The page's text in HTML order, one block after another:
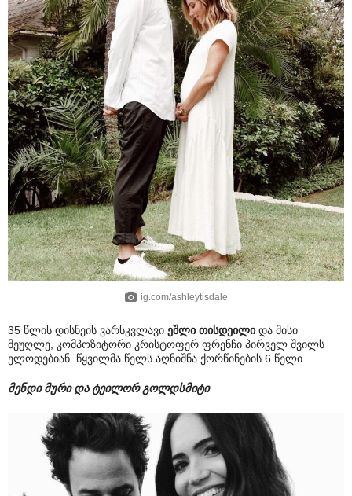
ig.com/ashleytisdale
35 წლის დისნეის ვარსკვლავი ეშლი თისდეილიდა მისი
მეუღლე, კომპოზიტორი კრისტოფერ ფრენჩი პირველ შვილს
ელოდებიან. წყვილმა წელს აღნიშნა ქორწინების 6 წელი.
მენდი მური და ტეილორ გოლდსმიტი